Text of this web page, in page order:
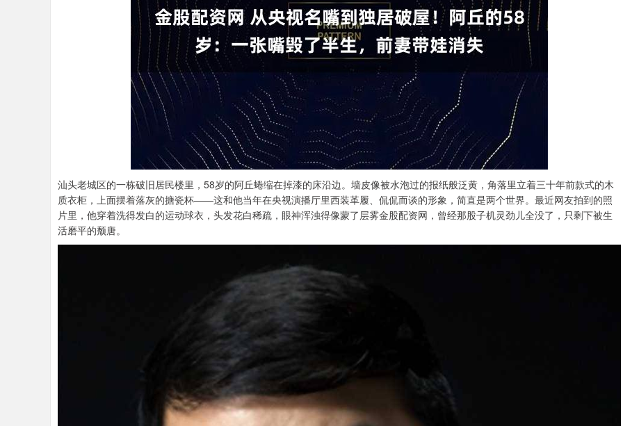
汕头老城区的一栋破旧居民楼里，58岁的阿丘蜷缩在掉漆的床沿边。墙皮像被水泡过的报纸般泛黄，角落里立着三十年前款式的木
质衣柜，上面摆着落灰的搪瓷杯——这和他当年在央视演播厅里西装革履、侃侃而谈的形象，简直是两个世界。最近网友拍到的照
片里，他穿着洗得发白的运动球衣，头发花白稀疏，眼神浑浊得像蒙了层雾金股配资网，曾经那股子机灵劲儿全没了，只剩下被生
活磨平的颓唐。